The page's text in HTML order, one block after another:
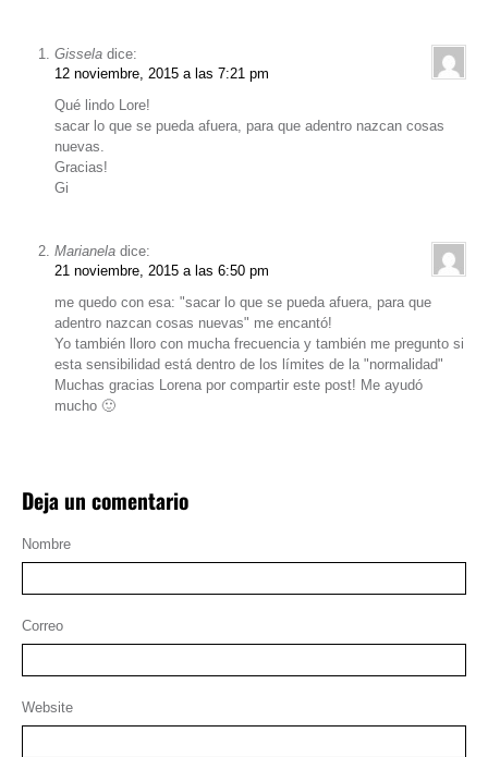
Gissela dice:
12 noviembre, 2015 a las 7:21 pm
Qué lindo Lore!
sacar lo que se pueda afuera, para que adentro nazcan cosas
nuevas.
Gracias!
Gi
Marianela dice:
21 noviembre, 2015 a las 6:50 pm
me quedo con esa: "sacar lo que se pueda afuera, para que
adentro nazcan cosas nuevas" me encantó!
Yo también lloro con mucha frecuencia y también me pregunto si
esta sensibilidad está dentro de los límites de la "normalidad"
Muchas gracias Lorena por compartir este post! Me ayudó
mucho 🙂
Deja un comentario
Nombre
Correo
Website